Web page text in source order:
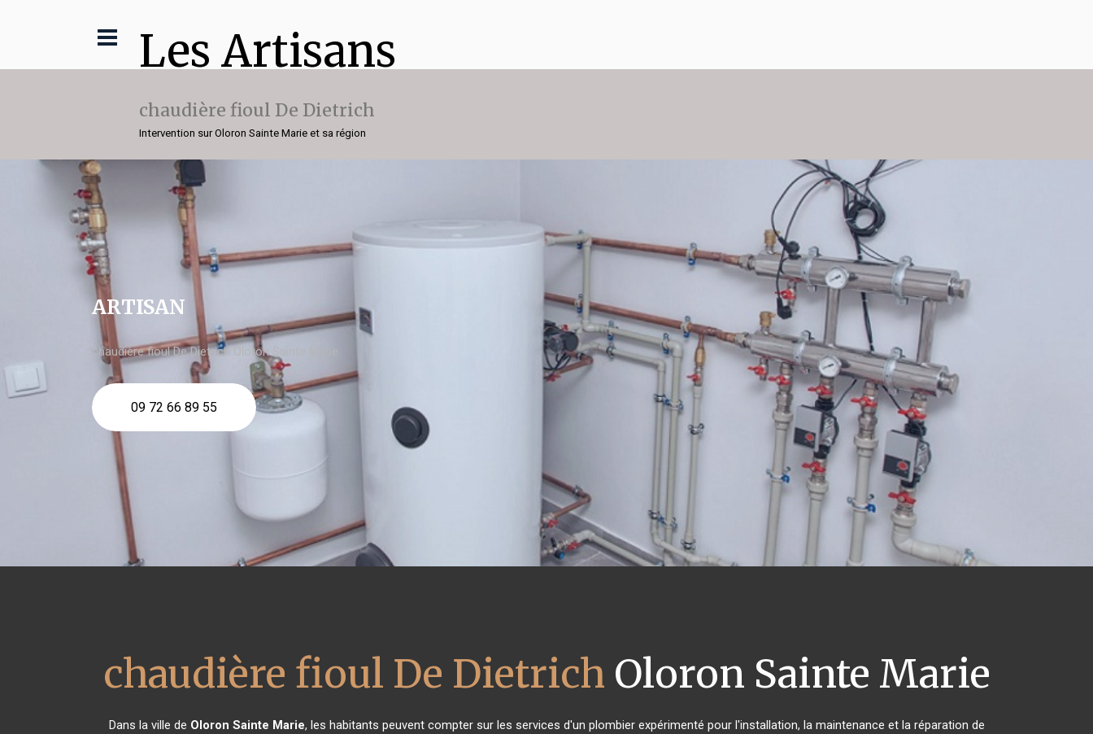
Les Artisans
chaudière fioul De Dietrich
Intervention sur Oloron Sainte Marie et sa région
ARTISAN
chaudière fioul De Dietrich Oloron Sainte Marie
09 72 66 89 55
chaudière fioul De Dietrich Oloron Sainte Marie
Dans la ville de Oloron Sainte Marie, les habitants peuvent compter sur les services d'un plombier expérimenté pour l'installation, la maintenance et la réparation de